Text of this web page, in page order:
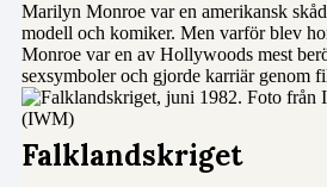
Marilyn Monroe var en amerikansk
modell och komiker. Men varför blev
Monroe var en av Hollywoods mest
sexsymboler och gjorde karriär genom
Falklandskriget